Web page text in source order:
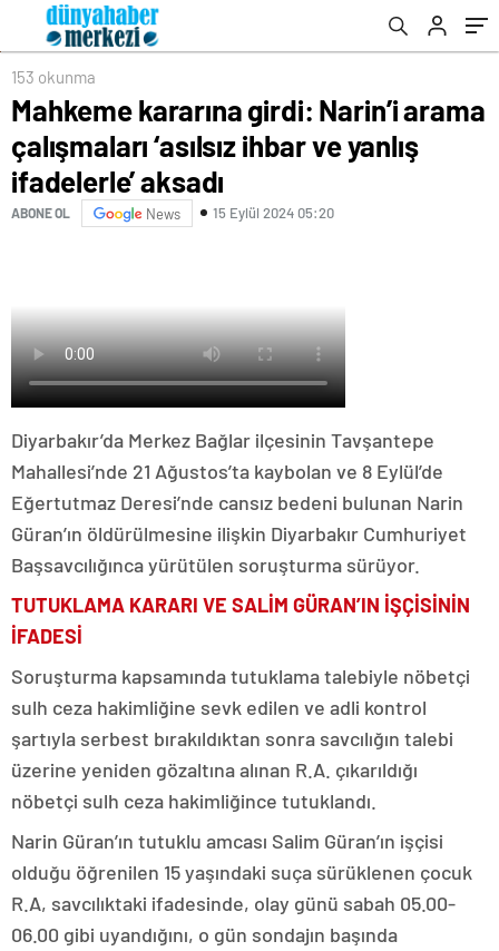
aksadı
153 okunma
Mahkeme kararına girdi: Narin’i arama
çalışmaları ‘asılsız ihbar ve yanlış
ifadelerle’ aksadı
ABONE OL News 15 Eylül 2024 05:20
Diyarbakır’da Merkez Bağlar ilçesinin Tavşantepe
Mahallesi’nde 21 Ağustos’ta kaybolan ve 8 Eylül’de
Eğertutmaz Deresi’nde cansız bedeni bulunan Narin
Güran’ın öldürülmesine ilişkin Diyarbakır Cumhuriyet
Başsavcılığınca yürütülen soruşturma sürüyor.
TUTUKLAMA KARARI VE SALİM GÜRAN’IN İŞÇİSİNİN
İFADESİ
Soruşturma kapsamında tutuklama talebiyle nöbetçi
sulh ceza hakimliğine sevk edilen ve adli kontrol
şartıyla serbest bırakıldıktan sonra savcılığın talebi
üzerine yeniden gözaltına alınan R.A. çıkarıldığı
nöbetçi sulh ceza hakimliğince tutuklandı.
Narin Güran’ın tutuklu amcası Salim Güran’ın işçisi
olduğu öğrenilen 15 yaşındaki suça sürüklenen çocuk
R.A, savcılıktaki ifadesinde, olay günü sabah 05.00-
06.00 gibi uyandığını, o gün sondajın başında